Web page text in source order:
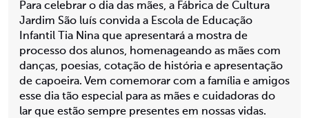
Para celebrar o dia das mães, a Fábrica de Cultura
Jardim São luís convida a Escola de Educação
Infantil Tia Nina que apresentará a mostra de
processo dos alunos, homenageando as mães com
danças, poesias, cotação de história e apresentação
de capoeira. Vem comemorar com a família e amigos
esse dia tão especial para as mães e cuidadoras do
lar que estão sempre presentes em nossas vidas.